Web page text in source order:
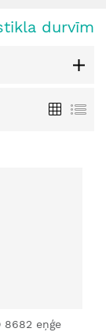
durvīm
Režģis
8682 eņģe